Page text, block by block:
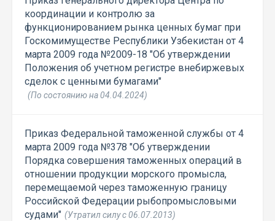
координации и контролю за
функционированием рынка ценных бумаг при
Госкомимуществе Республики Узбекистан от 4
марта 2009 года №2009-18 "Об утверждении
Положения об учетном регистре внебиржевых
сделок с ценными бумагами"
(По состоянию на 04.04.2024)
Приказ Федеральной таможенной службы от 4
марта 2009 года №378 "Об утверждении
Порядка совершения таможенных операций в
отношении продукции морского промысла,
перемещаемой через таможенную границу
Российской Федерации рыбопромысловыми
судами" (Утратил силу с 06.07.2013)